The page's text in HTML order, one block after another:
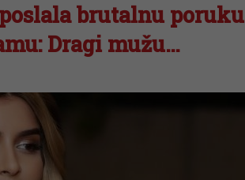
brutalnu poruku
Dragi mužu…